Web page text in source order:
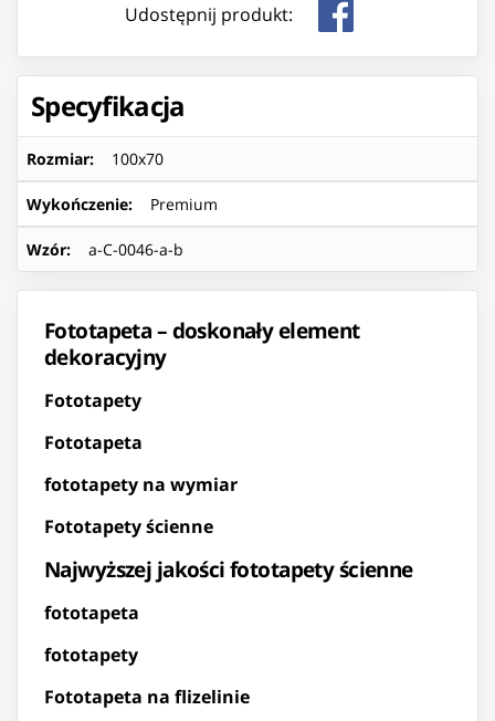
Udostępnij produkt:
Specyfikacja
Rozmiar: 100x70
Wykończenie: Premium
Wzór: a-C-0046-a-b
Fototapeta – doskonały element
dekoracyjny
Fototapety
Fototapeta
fototapety na wymiar
Fototapety ścienne
Najwyższej jakości fototapety ścienne
fototapeta
fototapety
Fototapeta na flizelinie